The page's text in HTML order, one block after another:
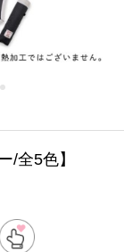
/全5色】